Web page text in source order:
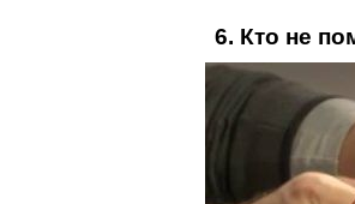
6. Кто не